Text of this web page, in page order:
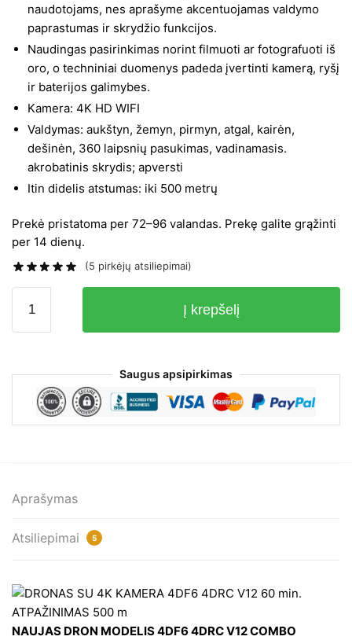
naudotojams, nes aprašyme akcentuojamas valdymo
paprastumas ir skrydžio funkcijos.
Naudingas pasirinkimas norint filmuoti ar fotografuoti iš
oro, o techniniai duomenys padeda įvertinti kamerą, ryšį
ir baterijos galimybes.
Kamera: 4K HD WIFI
Valdymas: aukštyn, žemyn, pirmyn, atgal, kairėn,
dešinėn, 360 laipsnių pasukimas, vadinamasis.
akrobatinis skrydis; apversti
Itin didelis atstumas: iki 500 metrų
Prekė pristatoma per 72–96 valandas. Prekę galite grąžinti
per 14 dienų.
(5 pirkėjų atsiliepimai)
kiekis:
Naujas
dronas
kamera
Combo
Į krepšelį
Saugus apsipirkimas
Aprašymas
Atsiliepimai 5
NAUJAS DRON MODELIS 4DF6 4DRC V12 COMBO